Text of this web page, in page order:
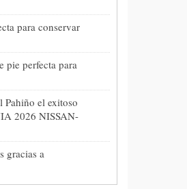
para conservar
pie perfecta para
Pahiño el exitoso
2026 NISSAN-
gracias a